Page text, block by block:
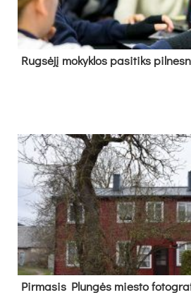
Rug­sė­jį mo­kyk­los pa­si­tiks
Pir­ma­sis Plun­gės mies­to